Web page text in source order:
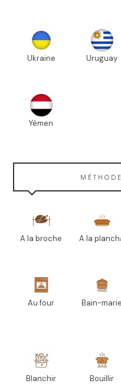
Ukraine Uruguay
Yémen
A la broche A la
Au four Bain-marie
Blanchir Bouillir